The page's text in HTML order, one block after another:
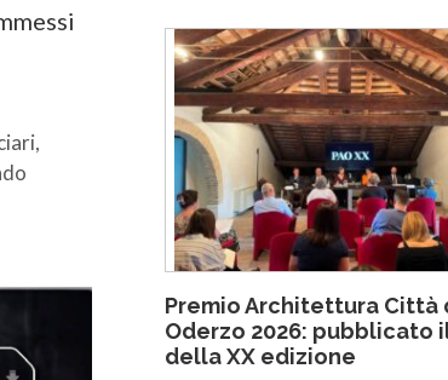
Premio Architettura Città
Oderzo 2026: pubblicato
della XX edizione